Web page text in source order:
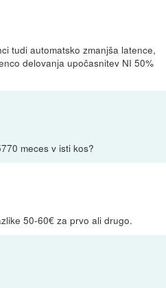
tudi automatsko zmanjša latence,
delovanja upočasnitev NI 50%
meces v isti kos?
50-60€ za prvo ali drugo.